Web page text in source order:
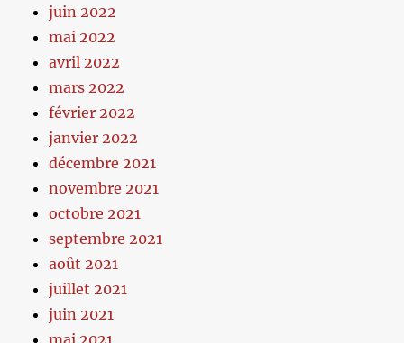
juin 2022
mai 2022
avril 2022
mars 2022
février 2022
janvier 2022
décembre 2021
novembre 2021
octobre 2021
septembre 2021
août 2021
juillet 2021
juin 2021
mai 2021